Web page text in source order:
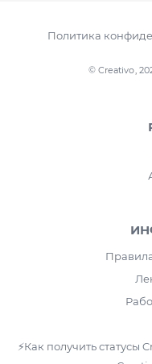
© Creativo,
Политика
⚡️Как получить статусы